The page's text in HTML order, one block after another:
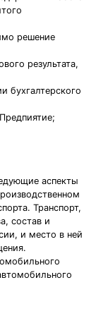
решение
результата,
бухгалтерского
аспекты
Транспорт,
состав и
и место в ней